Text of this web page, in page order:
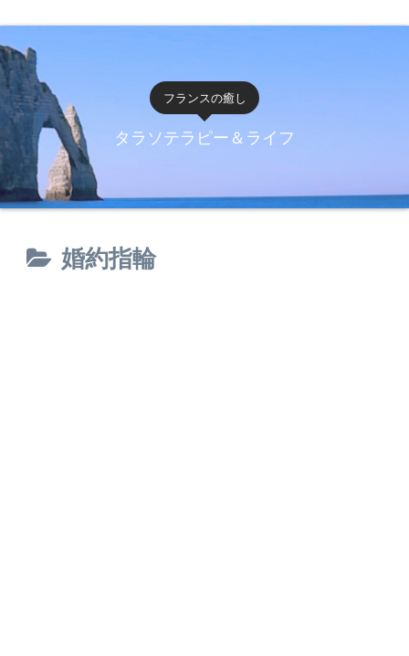
フランスの癒し
タラソテラピー＆ライフ
婚約指輪